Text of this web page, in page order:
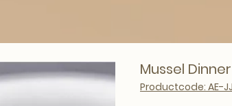
Mussel Dinner
Productcode: AE-